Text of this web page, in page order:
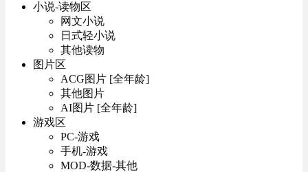
小说-读物区
网文小说
日式轻小说
其他读物
图片区
ACG图片 [全年龄]
其他图片
AI图片 [全年龄]
游戏区
PC-游戏
手机-游戏
MOD-数据-其他